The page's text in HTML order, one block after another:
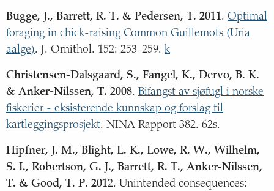
Bugge, J., Barrett, R. T. & Pedersen, T. 2011. Optimal
foraging in chick-raising Common Guillemots (Uria
aalge). J. Ornithol. 152: 253-259. k
Christensen-Dalsgaard, S., Fangel, K., Dervo, B. K.
& Anker-Nilssen, T. 2008. Bifangst av sjøfugl i norske
fiskerier - eksisterende kunnskap og forslag til
kartleggingsprosjekt. NINA Rapport 382. 62s.
Hipfner, J. M., Blight, L. K., Lowe, R. W., Wilhelm,
S. I., Robertson, G. J., Barrett, R. T., Anker-Nilssen,
T. & Good, T. P. 2012. Unintended consequences: